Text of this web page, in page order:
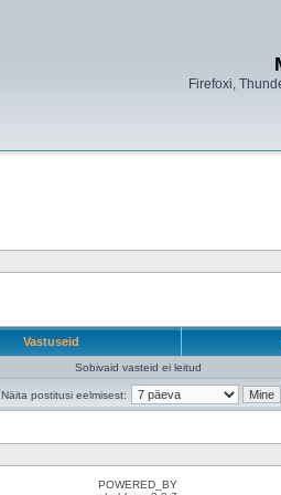
Firefoxi,
Vastuseid
Sobivaid vasteid ei leitud
Näita postitusi eelmisest:
POWERED_BY